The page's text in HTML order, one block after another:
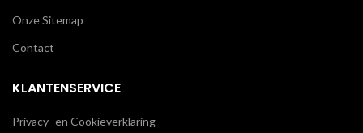
Onze Sitemap
Contact
KLANTENSERVICE
Privacy- en Cookieverklaring